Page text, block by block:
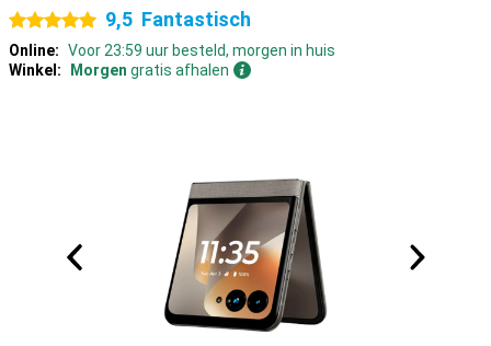
5 sterren 9,5 Fantastisch
Online: Voor 23:59 uur besteld, morgen in huis
Winkel:
Morgen gratis afhalen